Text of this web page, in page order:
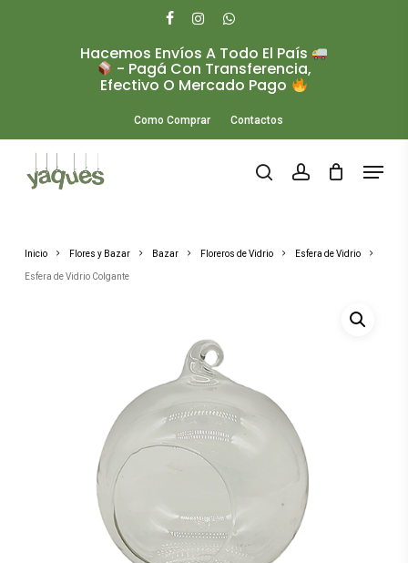
Hacemos Envíos A Todo El País
- Pagá Con Transferencia,
Efectivo O Mercado Pago
Como Comprar Contactos
search account
Menu
Inicio Flores y Bazar Bazar Floreros de Vidrio Esfera de Vidrio
Esfera de Vidrio Colgante